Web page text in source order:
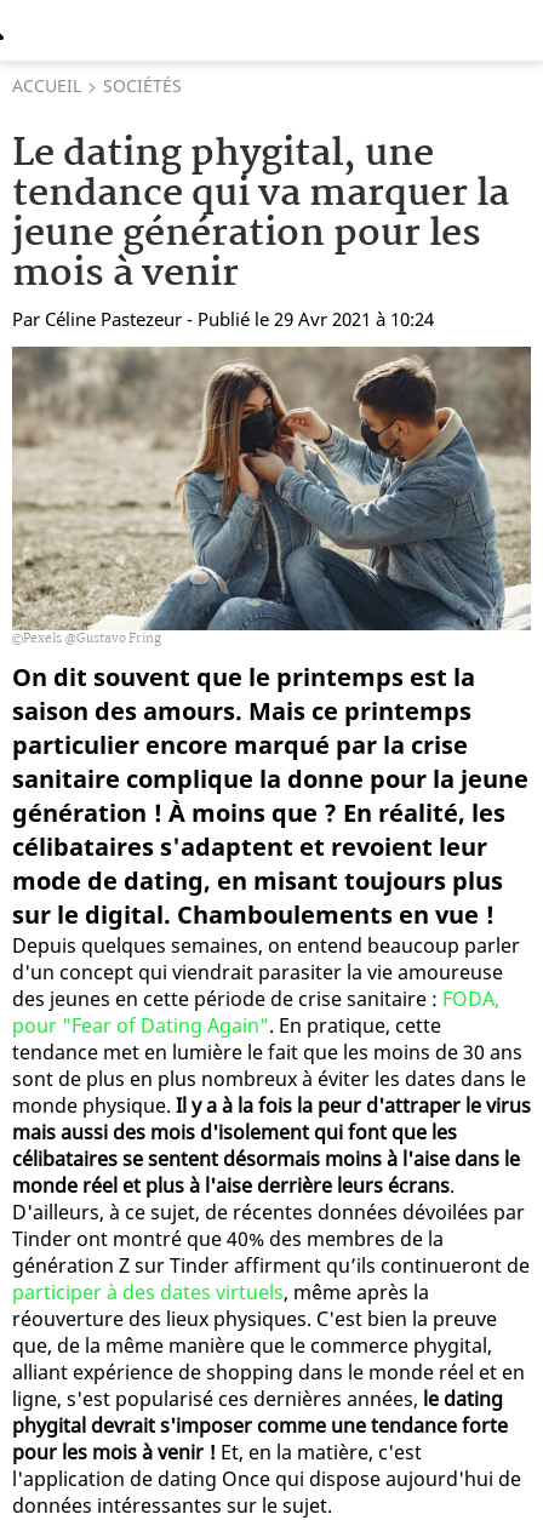
ACCUEIL SOCIÉTÉS
Le dating phygital, une
tendance qui va marquer la
jeune génération pour les
mois à venir
Par Céline Pastezeur - Publié le 29 Avr 2021 à 10:24
Pexels @Gustavo Fring
On dit souvent que le printemps est la
saison des amours. Mais ce printemps
particulier encore marqué par la crise
sanitaire complique la donne pour la jeune
génération ! À moins que ? En réalité, les
célibataires s'adaptent et revoient leur
mode de dating, en misant toujours plus
sur le digital. Chamboulements en vue !
Depuis quelques semaines, on entend beaucoup parler
d'un concept qui viendrait parasiter la vie amoureuse
des jeunes en cette période de crise sanitaire : FODA,
pour "Fear of Dating Again". En pratique, cette
tendance met en lumière le fait que les moins de 30 ans
sont de plus en plus nombreux à éviter les dates dans le
monde physique. Il y a à la fois la peur d'attraper le virus
mais aussi des mois d'isolement qui font que les
célibataires se sentent désormais moins à l'aise dans le
monde réel et plus à l'aise derrière leurs écrans.
D'ailleurs, à ce sujet, de récentes données dévoilées par
Tinder ont montré que 40% des membres de la
génération Z sur Tinder affirment qu’ils continueront de
participer à des dates virtuels, même après la
réouverture des lieux physiques. C'est bien la preuve
que, de la même manière que le commerce phygital,
alliant expérience de shopping dans le monde réel et en
ligne, s'est popularisé ces dernières années, le dating
phygital devrait s'imposer comme une tendance forte
pour les mois à venir ! Et, en la matière, c'est
l'application de dating Once qui dispose aujourd'hui de
données intéressantes sur le sujet.